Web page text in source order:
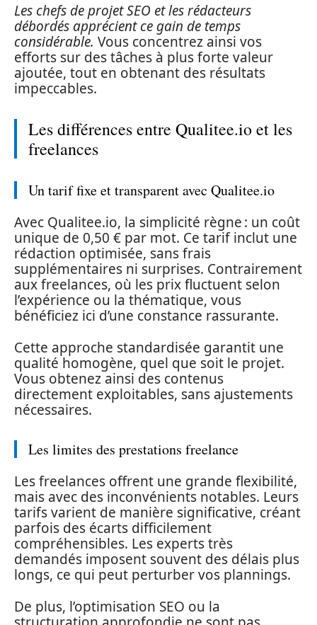
Les chefs de projet SEO et les rédacteurs
débordés apprécient ce gain de temps
considérable. Vous concentrez ainsi vos
efforts sur des tâches à plus forte valeur
ajoutée, tout en obtenant des résultats
impeccables.
Les différences entre Qualitee.io et les
freelances
Un tarif fixe et transparent avec Qualitee.io
Avec Qualitee.io, la simplicité règne : un coût
unique de 0,50 € par mot. Ce tarif inclut une
rédaction optimisée, sans frais
supplémentaires ni surprises. Contrairement
aux freelances, où les prix fluctuent selon
l’expérience ou la thématique, vous
bénéficiez ici d’une constance rassurante.
Cette approche standardisée garantit une
qualité homogène, quel que soit le projet.
Vous obtenez ainsi des contenus
directement exploitables, sans ajustements
nécessaires.
Les limites des prestations freelance
Les freelances offrent une grande flexibilité,
mais avec des inconvénients notables. Leurs
tarifs varient de manière significative, créant
parfois des écarts difficilement
compréhensibles. Les experts très
demandés imposent souvent des délais plus
longs, ce qui peut perturber vos plannings.
De plus, l’optimisation SEO ou la